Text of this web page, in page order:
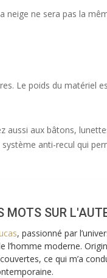
ne sera pas la
Le poids du matériel
aussi aux bâtons,
système anti-recul qui
MOTS SUR
, passionné par
l’homme moderne.
ce qui m’a